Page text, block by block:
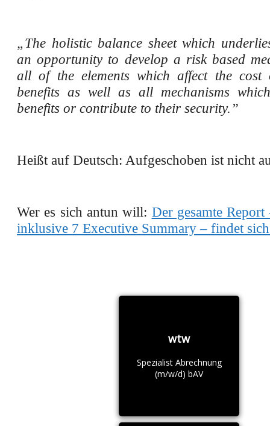
„The holistic balance sheet which
an opportunity to develop a risk based
all of the elements which affect the cost
benefits as well as all mechanisms
benefits or contribute to their security.”
Heißt auf Deutsch: Aufgeschoben ist nicht
Wer es sich antun will: Der gesamte
inklusive 7 Executive Summary – findet
wtw
Spezialist Abrechnung
(m/w/d) bAV